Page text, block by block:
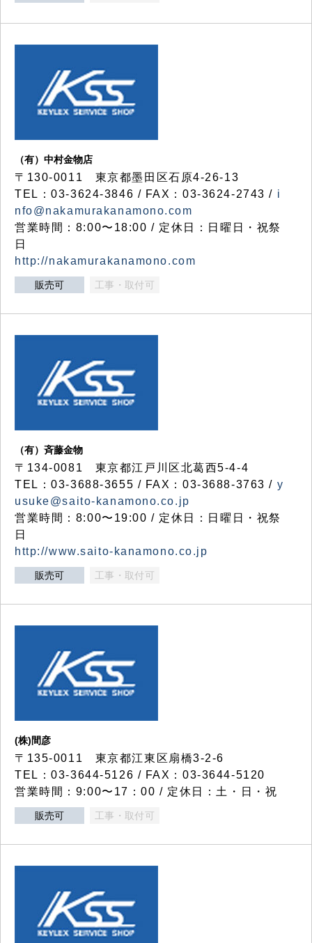
（有）中村金物店
〒130-0011 東京都墨田区石原4-26-13
TEL：03-3624-3846 / FAX：03-3624-2743 / i
nfo@nakamurakanamono.com
営業時間：8:00〜18:00 / 定休日：日曜日・祝祭
日
http://nakamurakanamono.com
販売可 工事・取付可
（有）斉藤金物
〒134-0081 東京都江戸川区北葛西5-4-4
TEL：03-3688-3655 / FAX：03-3688-3763 / y
usuke@saito-kanamono.co.jp
営業時間：8:00〜19:00 / 定休日：日曜日・祝祭
日
http://www.saito-kanamono.co.jp
販売可 工事・取付可
(株)間彦
〒135-0011 東京都江東区扇橋3-2-6
TEL：03-3644-5126 / FAX：03-3644-5120
営業時間：9:00〜17：00 / 定休日：土・日・祝
販売可 工事・取付可